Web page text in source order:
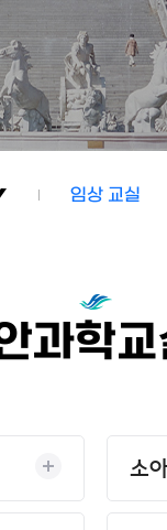
임상 교실
임상 교실
과학교
소